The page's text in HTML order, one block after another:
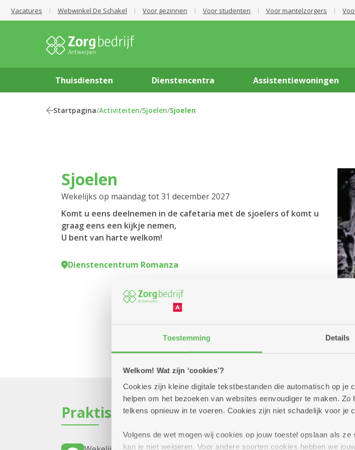
Toestemming Details
Welkom! Wat zijn ‘cookies’?
Cookies zijn kleine digitale tekstbestanden die automatisch op je
helpen om het bezoeken van websites eenvoudiger te maken.
telkens opnieuw in te voeren. Cookies zijn niet schadelijk voor je
Volgens de wet mogen wij cookies op jouw toestel opslaan als
kan je niet weigeren. Voor andere soorten cookies hebben we
Vacatures Webwinkel De Schakel Voor gezinnen Voor studenten Voor mantelzorgers
Thuisdiensten Dienstencentra Assistentiewoningen
Startpagina/Activiteiten/Sjoelen/Sjoelen
Sjoelen
Wekelijks op maandag tot 31 december 2027
Komt u eens deelnemen in de cafetaria met de sjoelers of komt u
graag eens een kijkje nemen,
U bent van harte welkom!
Dienstencentrum Romanza
Praktisch